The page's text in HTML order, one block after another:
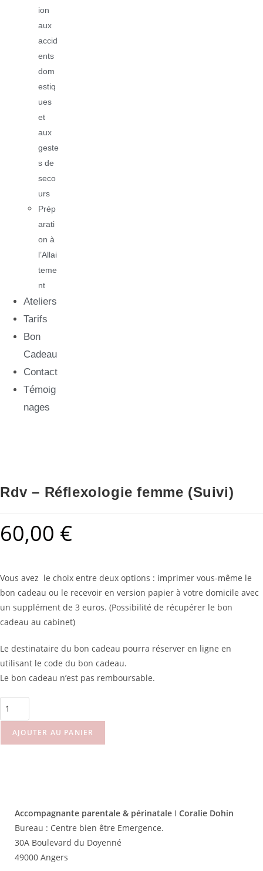
ion
aux
accid
ents
dom
estiq
ues
et
aux
geste
s de
seco
urs
Prép
arati
on à
l’Allai
teme
nt
Ateliers
Tarifs
Bon
Cadeau
Contact
Témoig
nages
Rdv – Réflexologie femme (Suivi)
60,00 €
Vous avez le choix entre deux options : imprimer vous-même le
bon cadeau ou le recevoir en version papier à votre domicile avec
un supplément de 3 euros. (Possibilité de récupérer le bon
cadeau au cabinet)
Le destinataire du bon cadeau pourra réserver en ligne en
utilisant le code du bon cadeau.
Le bon cadeau n’est pas remboursable.
AJOUTER AU PANIER
Accompagnante parentale & périnatale I Coralie Dohin
Bureau : Centre bien être Emergence.
30A Boulevard du Doyenné
49000 Angers